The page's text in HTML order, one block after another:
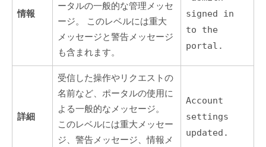
情報
ータルの一般的な管理メッセ
ージ。 このレベルには重大
メッセージと警告メッセージ
も含まれます。
signed in
to the
portal.
詳細
受信した操作やリクエストの
名前など、ポータルの使用に
よる一般的なメッセージ。
このレベルには重大メッセー
ジ、警告メッセージ、情報メ
Account
settings
updated.